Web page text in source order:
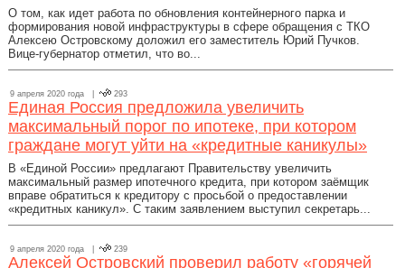
О том, как идет работа по обновления контейнерного парка и
формирования новой инфраструктуры в сфере обращения с ТКО
Алексею Островскому доложил его заместитель Юрий Пучков.
Вице-губернатор отметил, что во...
9 апреля 2020 года | 293
Единая Россия предложила увеличить
максимальный порог по ипотеке, при котором
граждане могут уйти на «кредитные каникулы»
В «Единой России» предлагают Правительству увеличить
максимальный размер ипотечного кредита, при котором заёмщик
вправе обратиться к кредитору с просьбой о предоставлении
«кредитных каникул». С таким заявлением выступил секретарь...
9 апреля 2020 года | 239
Алексей Островский проверил работу «горячей